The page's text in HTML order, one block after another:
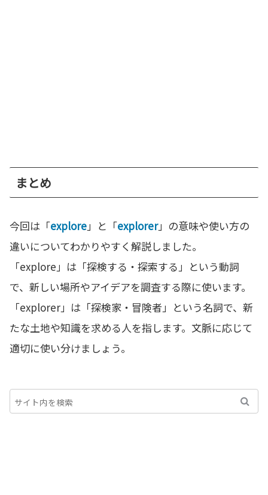
まとめ
今回は「explore」と「explorer」の意味や使い方の
違いについてわかりやすく解説しました。
「explore」は「探検する・探索する」という動詞
で、新しい場所やアイデアを調査する際に使います。
「explorer」は「探検家・冒険者」という名詞で、新
たな土地や知識を求める人を指します。文脈に応じて
適切に使い分けましょう。